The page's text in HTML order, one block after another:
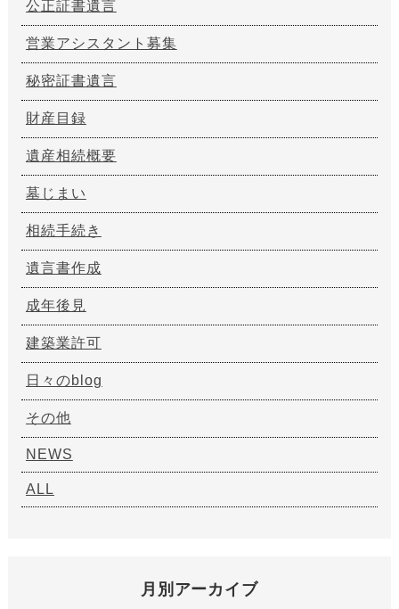
公正証書遺言
営業アシスタント募集
秘密証書遺言
財産目録
遺産相続概要
墓じまい
相続手続き
遺言書作成
成年後見
建築業許可
日々のblog
その他
NEWS
ALL
月別アーカイブ